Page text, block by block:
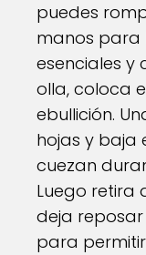
puedes
manos para
esenciales y
olla, coloca
ebullición.
hojas y baja
cuezan
Luego retira
deja reposar
para